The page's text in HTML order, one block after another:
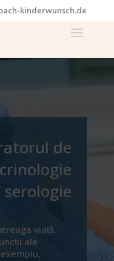
kinderwunsch.de
de
serologie
viață.
ale